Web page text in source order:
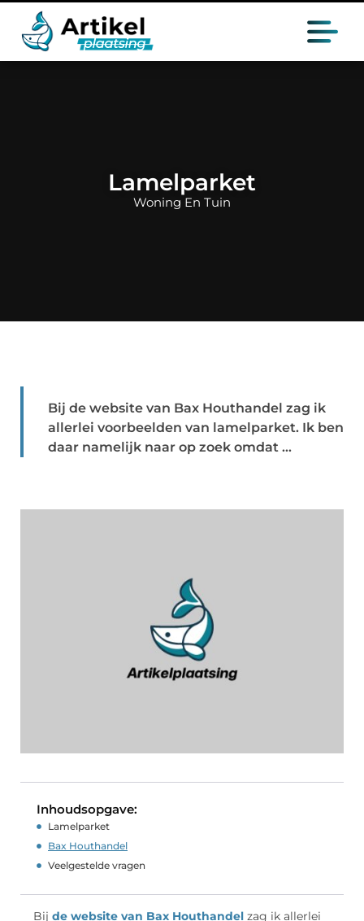
Lamelparket
Woning En Tuin
Bij de website van Bax Houthandel zag ik
allerlei voorbeelden van lamelparket. Ik ben
daar namelijk naar op zoek omdat ...
Inhoudsopgave:
Lamelparket
Bax Houthandel
Veelgestelde vragen
Bij de website van Bax Houthandel zag ik allerlei